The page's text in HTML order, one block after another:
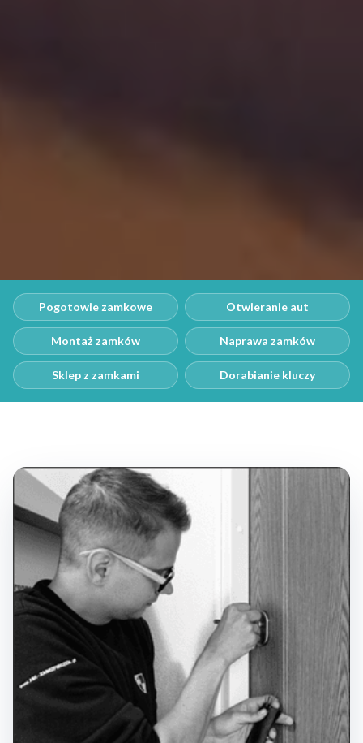
Pogotowie zamkowe Otwieranie aut
Montaż zamków Naprawa zamków
Sklep z zamkami Dorabianie kluczy